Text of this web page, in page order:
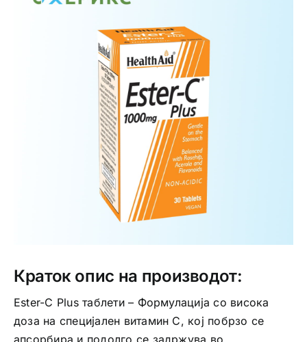
Интимно здравје
Медицински апрати
Краток опис на производот:
Ester-C Plus таблети – Формулација со висока
доза на специјален витамин C, кој побрзо се